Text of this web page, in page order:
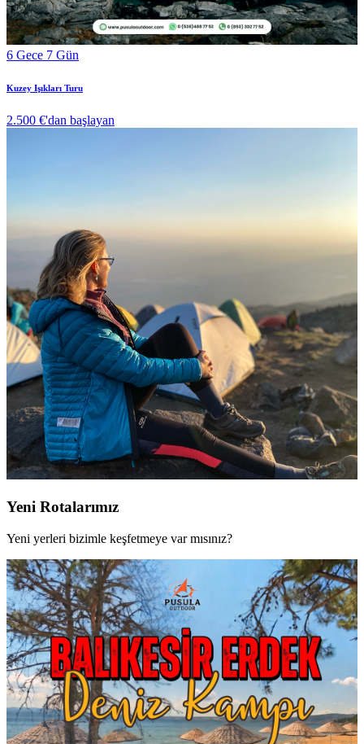
6 Gece 7 Gün
Kuzey Işıkları Turu
2.500 €'dan başlayan
Yeni Rotalarımız
Yeni yerleri bizimle keşfetmeye var mısınız?